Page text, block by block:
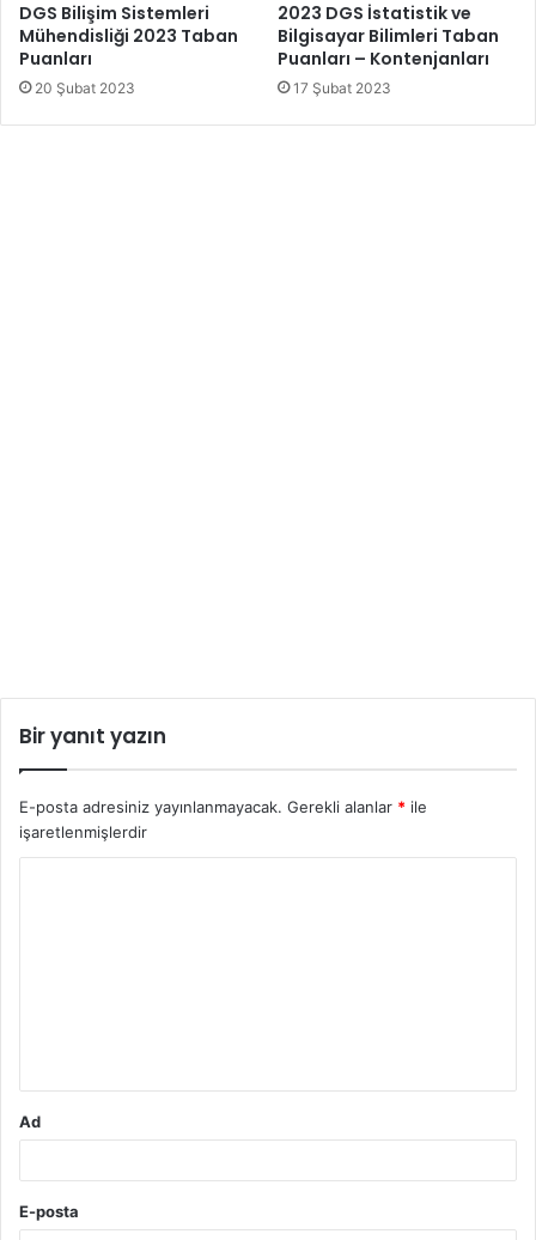
DGS Bilişim Sistemleri
Mühendisliği 2023 Taban
Puanları
20 Şubat 2023
2023 DGS İstatistik ve
Bilgisayar Bilimleri Taban
Puanları – Kontenjanları
17 Şubat 2023
Bir yanıt yazın
E-posta adresiniz yayınlanmayacak. Gerekli alanlar * ile
işaretlenmişlerdir
Ad
E-posta